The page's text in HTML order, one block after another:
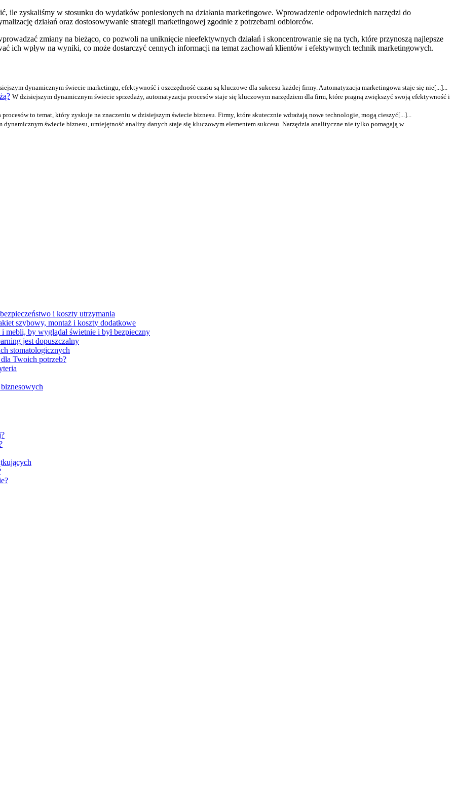
ile zyskaliśmy w stosunku do wydatków poniesionych na działania marketingowe. Wprowadzenie odpowiednich narzędzi do
działań oraz dostosowywanie strategii marketingowej zgodnie z potrzebami odbiorców.
zmiany na bieżąco, co pozwoli na uniknięcie nieefektywnych działań i skoncentrowanie się na tych, które przynoszą najlepsze
ich wpływ na wyniki, co może dostarczyć cennych informacji na temat zachowań klientów i efektywnych technik marketingowych.
dynamicznym świecie marketingu, efektywność i oszczędność czasu są kluczowe dla sukcesu każdej firmy. Automatyzacja marketingowa staje się nie[...]...
W dzisiejszym dynamicznym świecie sprzedaży, automatyzacja procesów staje się kluczowym narzędziem dla firm, które pragną zwiększyć swoją efektywność i
to temat, który zyskuje na znaczeniu w dzisiejszym świecie biznesu. Firmy, które skutecznie wdrażają nowe technologie, mogą cieszyć[...]...
dynamicznym świecie biznesu, umiejętność analizy danych staje się kluczowym elementem sukcesu. Narzędzia analityczne nie tylko pomagają w
i koszty utrzymania
szybowy, montaż i koszty dodatkowe
by wyglądał świetnie i był bezpieczny
jest dopuszczalny
stomatologicznych
Twoich potrzeb?